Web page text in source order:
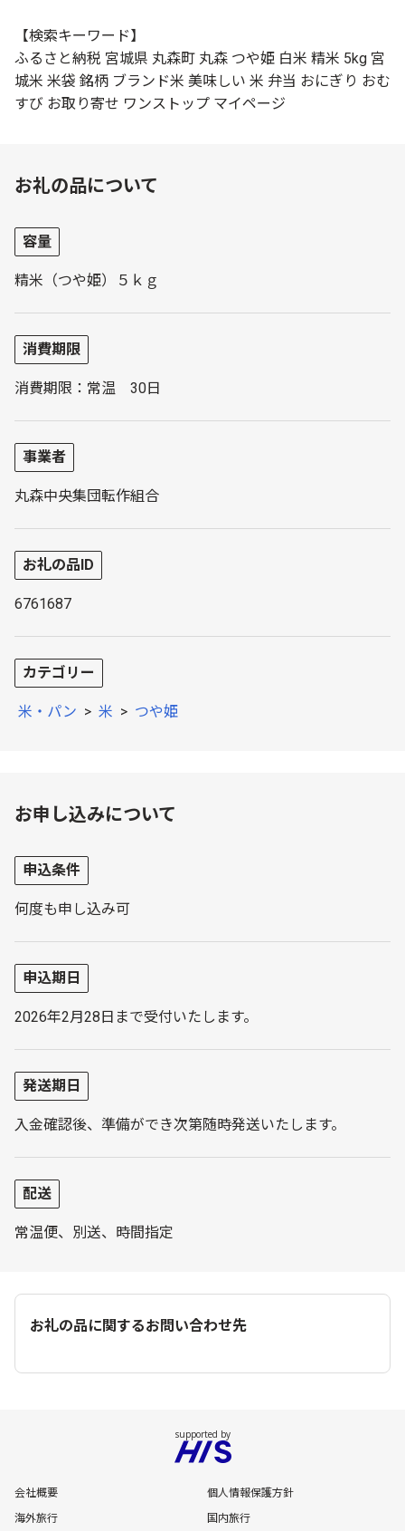
【検索キーワード】
ふるさと納税 宮城県 丸森町 丸森 つや姫 白米 精米 5kg 宮
城米 米袋 銘柄 ブランド米 美味しい 米 弁当 おにぎり おむ
すび お取り寄せ ワンストップ マイページ
お礼の品について
容量
精米（つや姫）５ｋｇ
消費期限
消費期限：常温 30日
事業者
丸森中央集団転作組合
お礼の品ID
6761687
カテゴリー
米・パン > 米 > つや姫
お申し込みについて
申込条件
何度も申し込み可
申込期日
2026年2月28日まで受付いたします。
発送期日
入金確認後、準備ができ次第随時発送いたします。
配送
常温便、別送、時間指定
お礼の品に関するお問い合わせ先
会社概要
個人情報保護方針
海外旅行
国内旅行